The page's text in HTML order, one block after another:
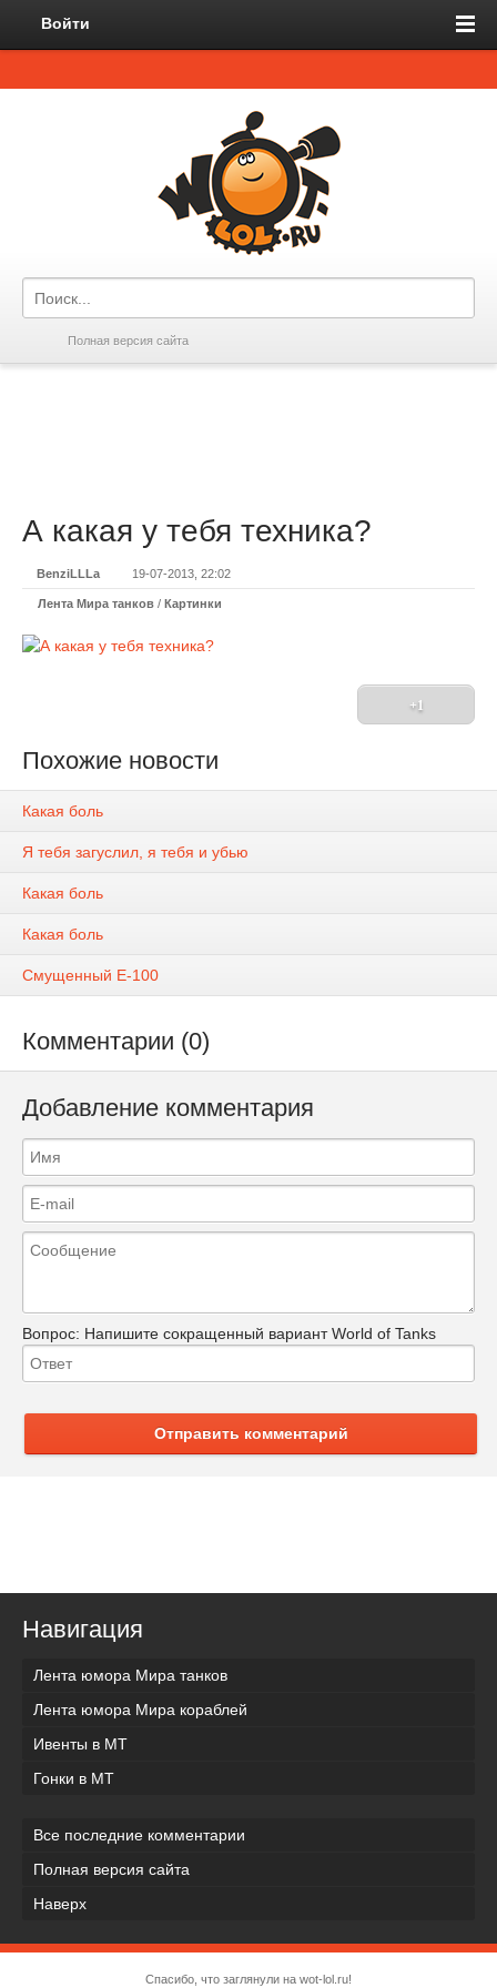
Войти
Полная версия сайта
А какая у тебя техника?
BenziLLLa 19-07-2013, 22:02
Лента Мира танков / Картинки
+1
Похожие новости
Какая боль
Я тебя загуслил, я тебя и убью
Какая боль
Какая боль
Смущенный Е-100
Комментарии (0)
Добавление комментария
Вопрос: Напишите сокращенный вариант World of Tanks
Отправить комментарий
Навигация
Лента юмора Мира танков
Лента юмора Мира кораблей
Ивенты в МТ
Гонки в МТ
Все последние комментарии
Полная версия сайта
Наверх
Спасибо, что заглянули на wot-lol.ru!